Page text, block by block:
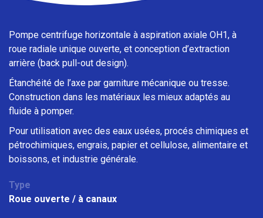
Pompe centrifuge horizontale à aspiration axiale OH1, à
roue radiale unique ouverte, et conception d’extraction
arrière (back pull-out design).
Étanchéité de l’axe par garniture mécanique ou tresse.
Construction dans les matériaux les mieux adaptés au
fluide à pomper.
Pour utilisation avec des eaux usées, procés chimiques et
pétrochimiques, engrais, papier et cellulose, alimentaire et
boissons, et industrie générale.
Type
Roue ouverte / à canaux